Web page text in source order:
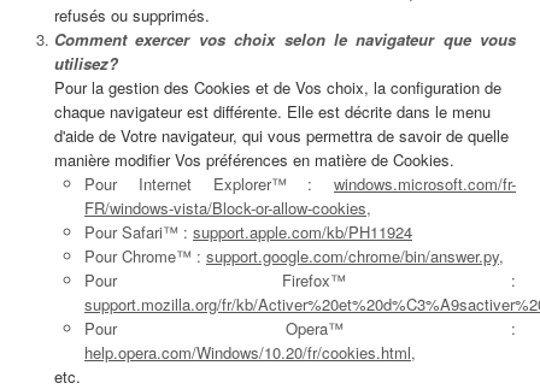
refusés ou supprimés.
Comment exercer vos choix selon le navigateur que vous
utilisez?
Pour la gestion des Cookies et de Vos choix, la configuration de
chaque navigateur est différente. Elle est décrite dans le menu
d'aide de Votre navigateur, qui vous permettra de savoir de quelle
manière modifier Vos préférences en matière de Cookies.
Pour Internet Explorer™ : windows.microsoft.com/fr-
FR/windows-vista/Block-or-allow-cookies,
Pour Safari™ : support.apple.com/kb/PH11924
Pour Chrome™ : support.google.com/chrome/bin/answer.py,
Pour Firefox™ :
support.mozilla.org/fr/kb/
Pour Opera™ :
help.opera.com/Windows/10.20/fr/cookies.html,
etc.